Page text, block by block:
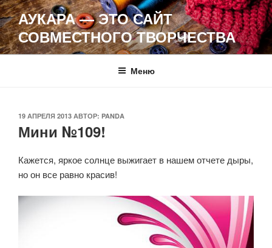
Перейти
к
содержимому
АУКАРА — ЭТО САЙТ
СОВМЕСТНОГО ТВОРЧЕСТВА
Меню
ОПУБЛИКОВАНО
19 АПРЕЛЯ 2013 АВТОР: PANDA
Мини №109!
Кажется, яркое солнце выжигает в нашем отчете дыры,
но он все равно красив!